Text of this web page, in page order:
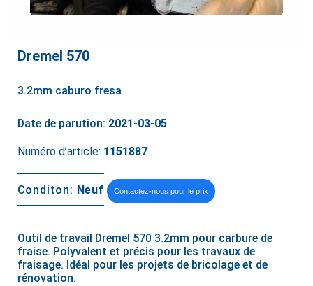
Dremel 570
3.2mm caburo fresa
Date de parution: 2021-03-05
Numéro d’article: 1151887
Conditon: Neuf Contactez-nous pour le prix
Outil de travail Dremel 570 3.2mm pour carbure de
fraise. Polyvalent et précis pour les travaux de
fraisage. Idéal pour les projets de bricolage et de
rénovation.